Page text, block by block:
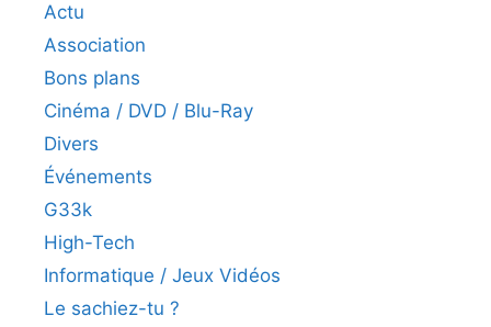
Actu
Association
Bons plans
Cinéma / DVD / Blu-Ray
Divers
Événements
G33k
High-Tech
Informatique / Jeux Vidéos
Le sachiez-tu ?